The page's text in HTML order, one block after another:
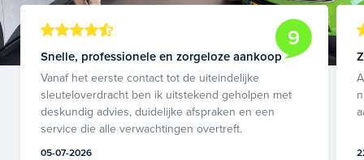
9
Snelle, professionele en zorgeloze aankoop
Vanaf het eerste contact tot de uiteindelijke
sleuteloverdracht ben ik uitstekend geholpen met
deskundig advies, duidelijke afspraken en een
service die alle verwachtingen overtreft.
05-07-2026